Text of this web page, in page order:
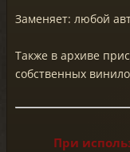
Заменяет: любой
Также в архиве
собственных
При